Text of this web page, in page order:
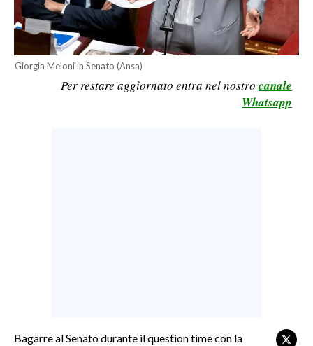
BANDI
SPORT IN SARDEGNA
Giorgia Meloni in Senato (Ansa)
Per restare aggiornato entra nel nostro canale
Whatsapp
Bagarre al Senato durante il question time con la